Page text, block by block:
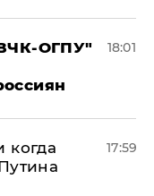
ОГПУ"
18:01
когда
17:59